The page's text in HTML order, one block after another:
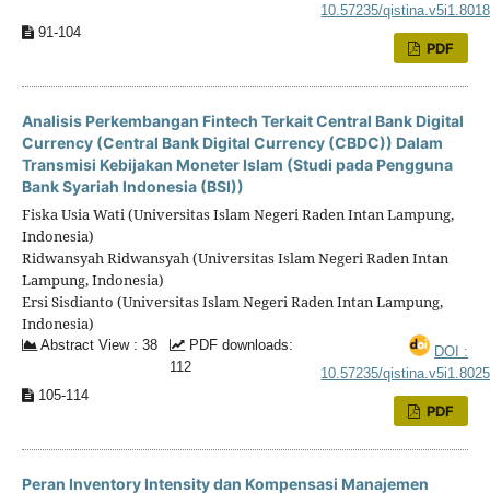
10.57235/qistina.v5i1.8018
91-104
PDF
Analisis Perkembangan Fintech Terkait Central Bank Digital
Currency (Central Bank Digital Currency (CBDC)) Dalam
Transmisi Kebijakan Moneter Islam (Studi pada Pengguna
Bank Syariah Indonesia (BSI))
Fiska Usia Wati (Universitas Islam Negeri Raden Intan Lampung,
Indonesia)
Ridwansyah Ridwansyah (Universitas Islam Negeri Raden Intan
Lampung, Indonesia)
Ersi Sisdianto (Universitas Islam Negeri Raden Intan Lampung,
Indonesia)
Abstract View : 38
PDF downloads:
112
DOI :
10.57235/qistina.v5i1.8025
105-114
PDF
Peran Inventory Intensity dan Kompensasi Manajemen